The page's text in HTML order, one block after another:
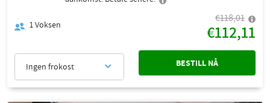
1Voksen
€118,01
€112,11
Ingen frokost BESTILL NÅ